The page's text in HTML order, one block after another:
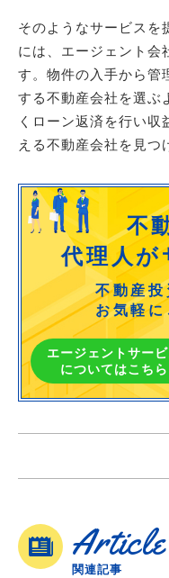
そのようなサービスを
には、エージェント会
す。物件の入手から管
する不動産会社を選ぶ
くローン返済を行い収
える不動産会社を見つ
不
代理人が
不動産
お気軽
エージェントサービ
についてはこちら
Article
関連記事